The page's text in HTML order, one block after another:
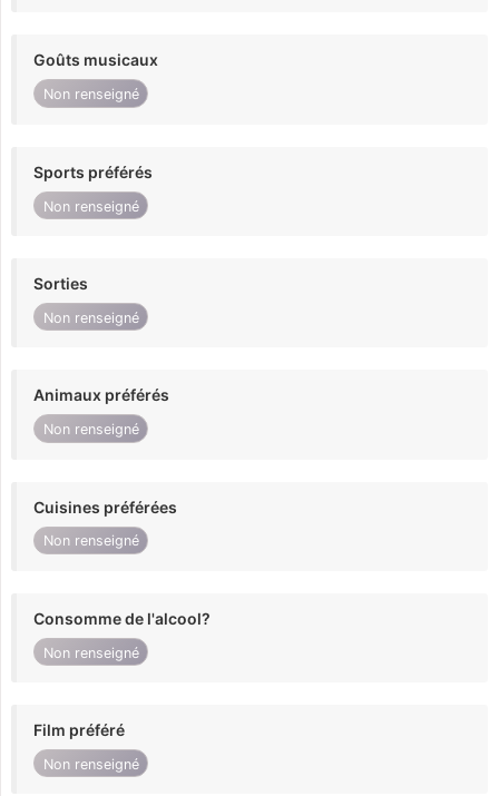
Goûts musicaux
Non renseigné
Sports préférés
Non renseigné
Sorties
Non renseigné
Animaux préférés
Non renseigné
Cuisines préférées
Non renseigné
Consomme de l'alcool?
Non renseigné
Film préféré
Non renseigné